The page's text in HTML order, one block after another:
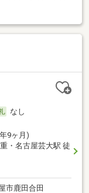
なし
9ヶ月)
・名古屋芸大駅 徒
市鹿田合田